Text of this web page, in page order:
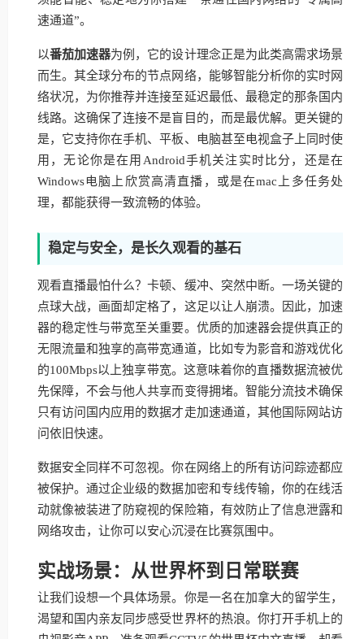
速通道”。
以番茄加速器为例，它的设计理念正是为此类高需求场景
而生。其全球分布的节点网络，能够智能分析你的实时网
络状况，为你推荐并连接至延迟最低、最稳定的那条国内
线路。这确保了连接不是盲目的，而是最优解。更关键的
是，它支持你在手机、平板、电脑甚至电视盒子上同时使
用，无论你是在用Android手机关注实时比分，还是在
Windows电脑上欣赏高清直播，或是在mac上多任务处
理，都能获得一致流畅的体验。
稳定与安全，是长久观看的基石
观看直播最怕什么？卡顿、缓冲、突然中断。一场关键的
点球大战，画面却定格了，这足以让人崩溃。因此，加速
器的稳定性与带宽至关重要。优质的加速器会提供真正的
无限流量和独享的高带宽通道，比如专为影音和游戏优化
的100Mbps以上独享带宽。这意味着你的直播数据流被优
先保障，不会与他人共享而变得拥堵。智能分流技术确保
只有访问国内应用的数据才走加速通道，其他国际网站访
问依旧快速。
数据安全同样不可忽视。你在网络上的所有访问踪迹都应
被保护。通过企业级的数据加密和专线传输，你的在线活
动就像被装进了防窥视的保险箱，有效防止了信息泄露和
网络攻击，让你可以安心沉浸在比赛氛围中。
实战场景：从世界杯到日常联赛
让我们设想一个具体场景。你是一名在加拿大的留学生，
渴望和国内亲友同步感受世界杯的热浪。你打开手机上的